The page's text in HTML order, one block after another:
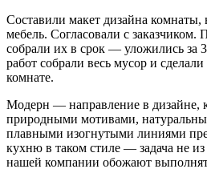
Составили макет дизайна
мебель. Согласовали с заказчиком.
собрали их в срок — уложились за
работ собрали весь мусор и
комнате.
Модерн — направление в дизайне,
природными мотивами,
плавными изогнутыми линиями
кухню в таком стиле — задача не
нашей компании обожают